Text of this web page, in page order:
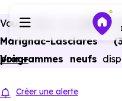
Vous avez un
projet
Marignac-Lasclares
programmes neufs
frais d’agence.
Voir +
Créer une alerte